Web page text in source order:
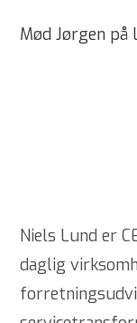
Mød Jørgen på
Niels Lund er
daglig